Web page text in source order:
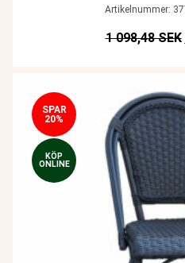
Artikelnummer:
1 098,48 SEK
SPAR
20%
KÖP
ONLINE